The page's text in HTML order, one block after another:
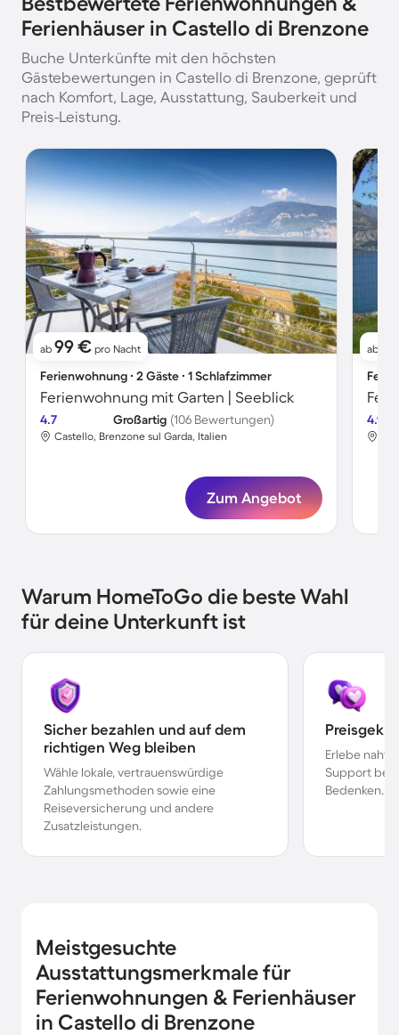
Ferienhäuser in Castello di Brenzone
Buche Unterkünfte mit den höchsten
Gästebewertungen in Castello di Brenzone, geprüft
nach Komfort, Lage, Ausstattung, Sauberkeit und
Preis-Leistung.
ab 99 € pro Nacht
Ferienwohnung ∙ 2 Gäste ∙ 1 Schlafzimmer
Ferienwohnung mit Garten | Seeblick
4.7 Großartig (106 Bewertungen)
Castello, Brenzone sul Garda, Italien
Zum Angebot
ab
4.9
Warum HomeToGo die beste Wahl
für deine Unterkunft ist
Sicher bezahlen und auf dem
richtigen Weg bleiben
Wähle lokale, vertrauenswürdige
Zahlungsmethoden sowie eine
Reiseversicherung und andere
Zusatzleistungen.
Erlebe
Support bei
Bedenken.
Meistgesuchte
Ausstattungsmerkmale für
Ferienwohnungen & Ferienhäuser
in Castello di Brenzone